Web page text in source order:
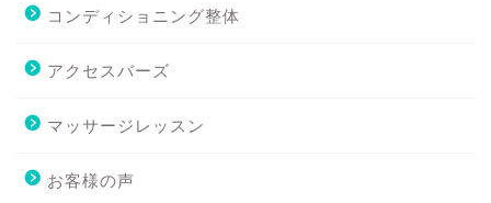
コンディショニング整体
アクセスバーズ
マッサージレッスン
お客様の声